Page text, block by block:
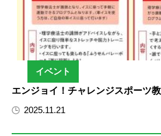
イベント
エンジョイ！チャレンジスポーツ教
2025.11.21